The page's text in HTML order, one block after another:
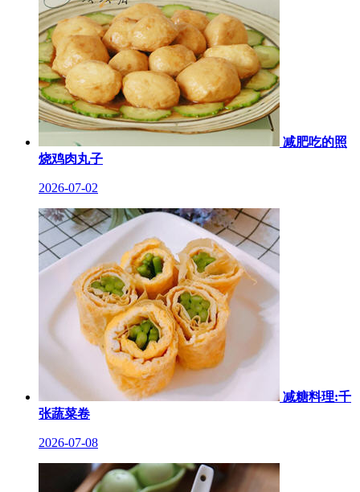
减肥吃的照
烧鸡肉丸子
2026-07-02
减糖料理:千
张蔬菜卷
2026-07-08